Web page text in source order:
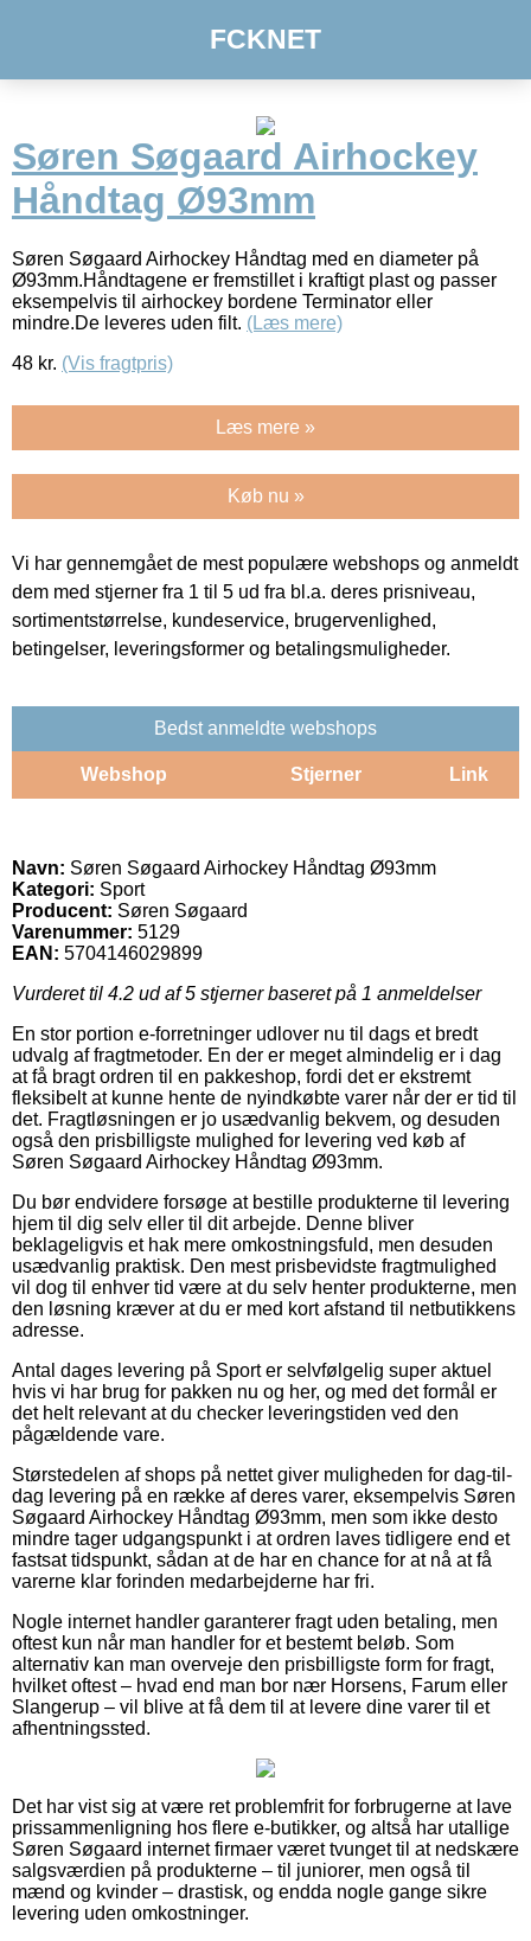
FCKNET
Søren Søgaard Airhockey
Håndtag Ø93mm
Søren Søgaard Airhockey Håndtag med en diameter på
Ø93mm.Håndtagene er fremstillet i kraftigt plast og passer
eksempelvis til airhockey bordene Terminator eller
mindre.De leveres uden filt. (Læs mere)
48 kr. (Vis fragtpris)
Læs mere »
Køb nu »
Vi har gennemgået de mest populære webshops og anmeldt
dem med stjerner fra 1 til 5 ud fra bl.a. deres prisniveau,
sortimentstørrelse, kundeservice, brugervenlighed,
betingelser, leveringsformer og betalingsmuligheder.
Bedst anmeldte webshops
Webshop Stjerner Link
Navn: Søren Søgaard Airhockey Håndtag Ø93mm
Kategori: Sport
Producent: Søren Søgaard
Varenummer: 5129
EAN: 5704146029899
Vurderet til 4.2 ud af 5 stjerner baseret på 1 anmeldelser
En stor portion e-forretninger udlover nu til dags et bredt
udvalg af fragtmetoder. En der er meget almindelig er i dag
at få bragt ordren til en pakkeshop, fordi det er ekstremt
fleksibelt at kunne hente de nyindkøbte varer når der er tid til
det. Fragtløsningen er jo usædvanlig bekvem, og desuden
også den prisbilligste mulighed for levering ved køb af
Søren Søgaard Airhockey Håndtag Ø93mm.
Du bør endvidere forsøge at bestille produkterne til levering
hjem til dig selv eller til dit arbejde. Denne bliver
beklageligvis et hak mere omkostningsfuld, men desuden
usædvanlig praktisk. Den mest prisbevidste fragtmulighed
vil dog til enhver tid være at du selv henter produkterne, men
den løsning kræver at du er med kort afstand til netbutikkens
adresse.
Antal dages levering på Sport er selvfølgelig super aktuel
hvis vi har brug for pakken nu og her, og med det formål er
det helt relevant at du checker leveringstiden ved den
pågældende vare.
Størstedelen af shops på nettet giver muligheden for dag-til-
dag levering på en række af deres varer, eksempelvis Søren
Søgaard Airhockey Håndtag Ø93mm, men som ikke desto
mindre tager udgangspunkt i at ordren laves tidligere end et
fastsat tidspunkt, sådan at de har en chance for at nå at få
varerne klar forinden medarbejderne har fri.
Nogle internet handler garanterer fragt uden betaling, men
oftest kun når man handler for et bestemt beløb. Som
alternativ kan man overveje den prisbilligste form for fragt,
hvilket oftest – hvad end man bor nær Horsens, Farum eller
Slangerup – vil blive at få dem til at levere dine varer til et
afhentningssted.
Det har vist sig at være ret problemfrit for forbrugerne at lave
prissammenligning hos flere e-butikker, og altså har utallige
Søren Søgaard internet firmaer været tvunget til at nedskære
salgsværdien på produkterne – til juniorer, men også til
mænd og kvinder – drastisk, og endda nogle gange sikre
levering uden omkostninger.